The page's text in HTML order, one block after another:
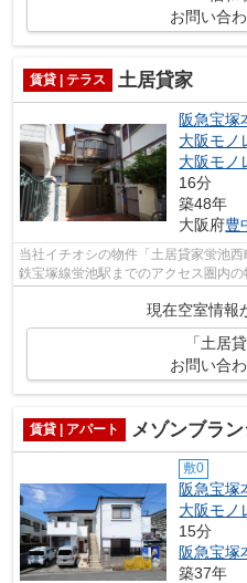
お問い合
賃貸 | テラス 土居貸家
阪急宝塚
大阪モノ
大阪モノ
16分
築48年
大阪府豊
当社イチオシの物件「土居貸家蛍池
鉄宝塚線蛍池駅までのアクセス圏内
現在空室情報
「土居
お問い合
賃貸 | アパート メゾンブラ
敷0
阪急宝塚
大阪モノ
15分
阪急宝塚
築37年